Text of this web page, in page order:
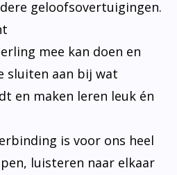
geloofsovertuigingen.
mee kan doen en
sluiten aan bij wat
en maken leren leuk én
is voor ons heel
luisteren naar elkaar